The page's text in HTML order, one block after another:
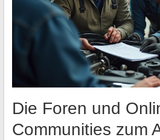
Die Foren und
Communities zum